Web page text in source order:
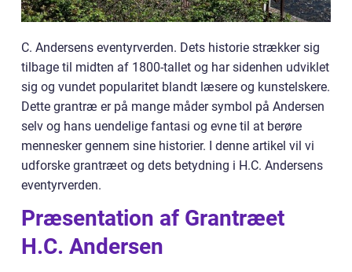
C. Andersens eventyrverden. Dets historie strækker sig
tilbage til midten af 1800-tallet og har sidenhen udviklet
sig og vundet popularitet blandt læsere og kunstelskere.
Dette grantræ er på mange måder symbol på Andersen
selv og hans uendelige fantasi og evne til at berøre
mennesker gennem sine historier. I denne artikel vil vi
udforske grantræet og dets betydning i H.C. Andersens
eventyrverden.
Præsentation af Grantræet
H.C. Andersen